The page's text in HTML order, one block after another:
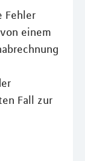
Fehler
einem
Fall zur